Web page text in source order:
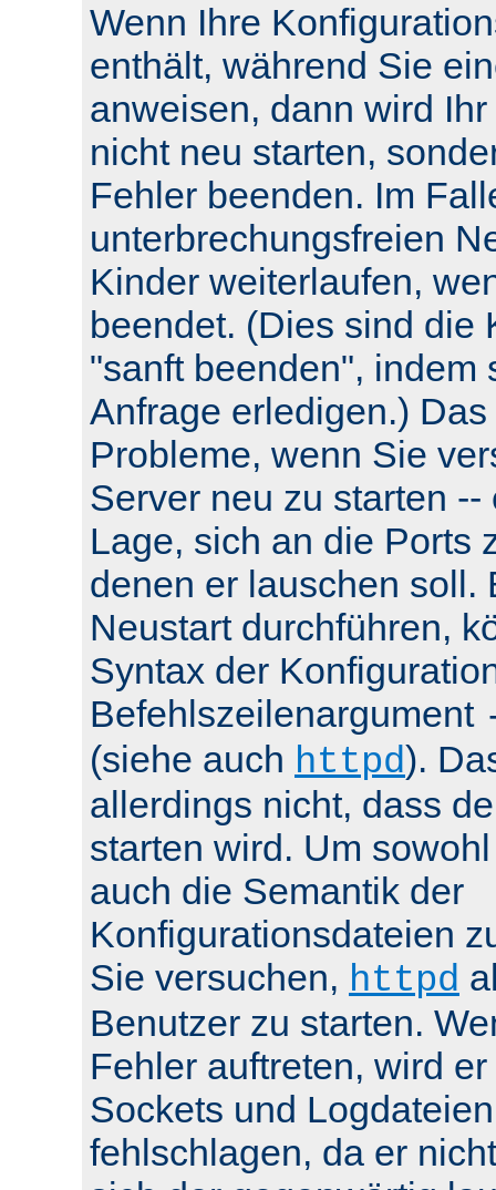
Wenn Ihre
enthält, während Sie
anweisen, dann wird
nicht neu starten,
Fehler beenden. Im
unterbrechungsfreien
Kinder weiterlaufen,
beendet. (Dies sind die
"sanft beenden", indem
Anfrage erledigen.)
Probleme, wenn Sie
Server neu zu starten
Lage, sich an die Ports
denen er lauschen soll.
Neustart durchführen,
Syntax der
Befehlszeilenargument
(siehe auch httpd).
allerdings nicht, dass
starten wird. Um
auch die Semantik der
Konfigurationsdateien
Sie versuchen, httpd
Benutzer zu starten.
Fehler auftreten, wird
Sockets und
fehlschlagen, da er